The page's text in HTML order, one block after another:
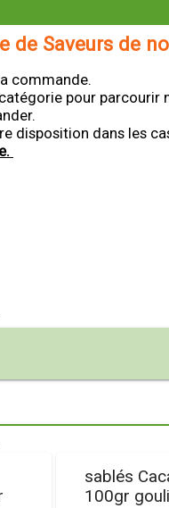
de Saveurs de
commande.
pour parcourir
disposition dans les
sablés
100gr